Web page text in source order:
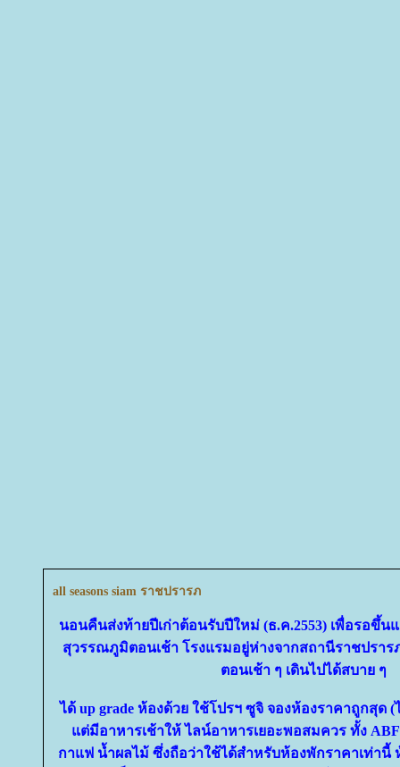
all seasons siam ราชปรารภ
นอนคืนส่งท้ายปีเก่าต้อนรับปีใหม่ (ธ.ค.2553) เพื่อรอขึ้
สุวรรณภูมิตอนเช้า โรงแรมอยู่ห่างจากสถานีราชปราร
ตอนเช้า ๆ เดินไปได้สบาย ๆ
ได้ up grade ห้องด้วย ใช้โปรฯ ซูจิ จองห้องราคาถูกสุด
ต่มีอาหารเช้าให้ ไลน์อาหารเยอะพอสมควร ทั้ง
กาแฟ น้ำผลไม้ ซึ่งถือว่าใช้ได้สำหรับห้องพักราคาเท่านี้